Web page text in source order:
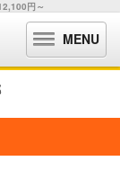
円～
MENU